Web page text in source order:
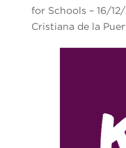
for Schools – 16/
Cristiana de la